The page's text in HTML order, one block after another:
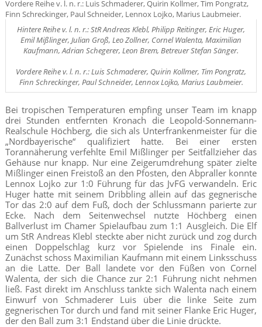
Hintere Reihe v. l. n. r.: StR Andreas Klebl, Philipp Reitinger, Eric Huger,
Emil Mißlinger, Julian Groß, Leo Zollner, Cornel Walenta, Maximilian
Kaufmann, Adrian Schegerer, Leon Brem, Betreuer Stefan Sänger.
Vordere Reihe v. l. n. r.: Luis Schmaderer, Quirin Kollmer, Tim Pongratz,
Finn Schreckinger, Paul Schneider, Lennox Lojko, Marius Laubmeier.
Bei tropischen Temperaturen empfing unser Team im knapp
drei Stunden entfernten Kronach die Leopold-Sonnemann-
Realschule Höchberg, die sich als Unterfrankenmeister für die
„Nordbayerische“ qualifiziert hatte. Bei einer ersten
Torannäherung verfehlte Emil Mißlinger per Seitfallzieher das
Gehäuse nur knapp. Nur eine Zeigerumdrehung später zielte
Mißlinger einen Freistoß an den Pfosten, den Abpraller konnte
Lennox Lojko zur 1:0 Führung für das JvFG verwandeln. Eric
Huger hatte mit seinem Dribbling allein auf das gegnerische
Tor das 2:0 auf dem Fuß, doch der Schlussmann parierte zur
Ecke. Nach dem Seitenwechsel nutzte Höchberg einen
Ballverlust im Chamer Spielaufbau zum 1:1 Ausgleich. Die Elf
um StR Andreas Klebl steckte aber nicht zurück und zog durch
einen Doppelschlag kurz vor Spielende ins Finale ein.
Zunächst schoss Maximilian Kaufmann mit einem Linksschuss
an die Latte. Der Ball landete vor den Füßen von Cornel
Walenta, der sich die Chance zur 2:1 Führung nicht nehmen
ließ. Fast direkt im Anschluss tankte sich Walenta nach einem
Einwurf von Schmaderer Luis über die linke Seite zum
gegnerischen Tor durch und fand mit seiner Flanke Eric Huger,
der den Ball zum 3:1 Endstand über die Linie drückte.